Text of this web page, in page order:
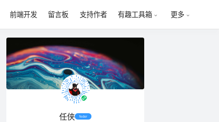
前端开发 留言板 支持作者 有趣工具箱 更多
任侠 feder